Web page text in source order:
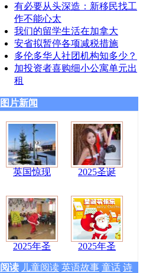
有必要从头深造：新移民找工
作不能心太
我们的留学生活在加拿大
安省拟暂停各项减税措施
多伦多华人社团机构知多少？
加投资者喜购细小公寓单元出
租
图片新闻
英国惊现 2025圣诞
2025年圣 2025年圣
阅读 儿童阅读 英语故事 童话 诗